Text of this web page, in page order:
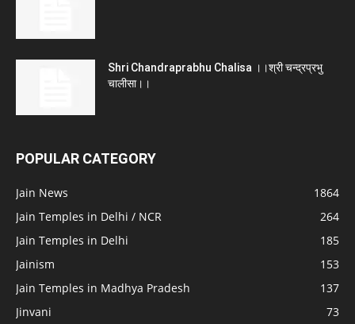
Shri Chandraprabhu Chalisa ।।श्री चन्द्रप्रभु
चालीसा।।
POPULAR CATEGORY
Jain News
1864
Jain Temples in Delhi / NCR
264
Jain Temples in Delhi
185
Jainism
153
Jain Temples in Madhya Pradesh
137
Jinvani
73